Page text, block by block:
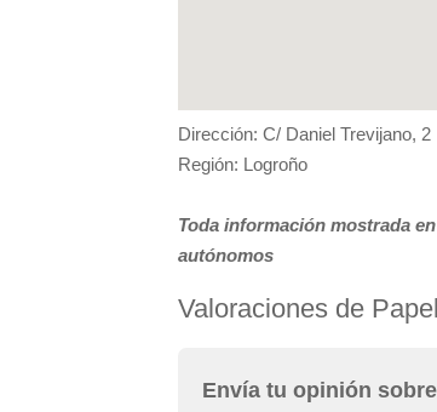
Dirección: C/ Daniel Trevijano, 2
Región: Logroño
Toda información mostrada
autónomos
Valoraciones de
Envía tu opinión